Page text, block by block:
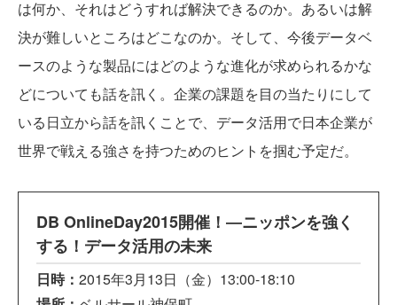
は何か、それはどうすれば解決できるのか。あるいは解
決が難しいところはどこなのか。そして、今後データベ
ースのような製品にはどのような進化が求められるかな
どについても話を訊く。企業の課題を目の当たりにして
いる日立から話を訊くことで、データ活用で日本企業が
世界で戦える強さを持つためのヒントを掴む予定だ。
DB OnlineDay2015開催！―ニッポンを強く
する！データ活用の未来
日時： 2015年3月13日（金）13:00-18:10